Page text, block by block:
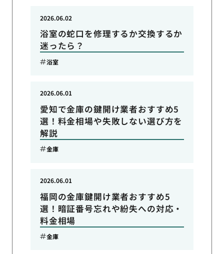
浴室の蛇口を修理するか交換するか
迷ったら？
2026.06.02
浴室
愛知で金庫の鍵開け業者おすすめ5
選！料金相場や失敗しない選び方を
解説
2026.06.01
金庫
福岡の金庫鍵開け業者おすすめ5
選！暗証番号忘れや紛失への対応・
料金相場
2026.06.01
金庫